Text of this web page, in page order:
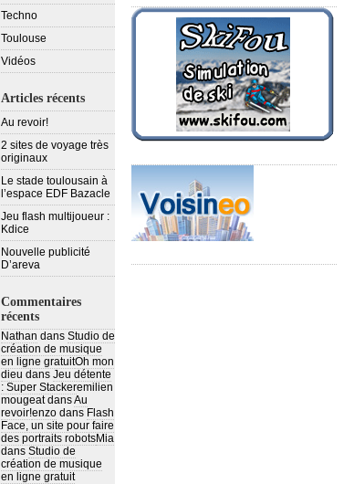
Techno
Toulouse
Vidéos
Articles récents
Au revoir!
2 sites de voyage très
originaux
Le stade toulousain à
l’espace EDF Bazacle
Jeu flash multijoueur :
Kdice
Nouvelle publicité
D’areva
Commentaires
récents
Nathan dans Studio de
création de musique
en ligne gratuitOh mon
dieu dans Jeu détente
: Super Stackeremilien
mougeatdansAu
revoir!enzo dans Flash
Face, un site pour faire
des portraits robotsMia
dans Studio de
création de musique
en ligne gratuit